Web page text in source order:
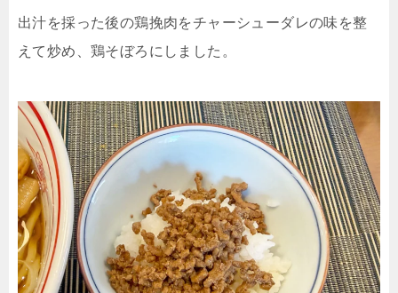
出汁を採った後の鶏挽肉をチャーシューダレの味を整
えて炒め、鶏そぼろにしました。